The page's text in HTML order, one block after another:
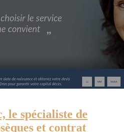
le spécialiste de
et contrat